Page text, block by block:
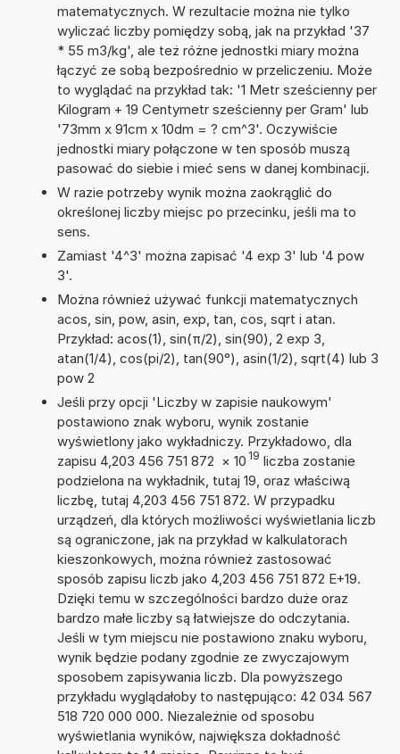
matematycznych. W rezultacie można nie tylko
wyliczać liczby pomiędzy sobą, jak na przykład '37
* 55 m3/kg', ale też różne jednostki miary można
łączyć ze sobą bezpośrednio w przeliczeniu. Może
to wyglądać na przykład tak: '1 Metr sześcienny per
Kilogram + 19 Centymetr sześcienny per Gram' lub
'73mm x 91cm x 10dm = ? cm^3'. Oczywiście
jednostki miary połączone w ten sposób muszą
pasować do siebie i mieć sens w danej kombinacji.
W razie potrzeby wynik można zaokrąglić do
określonej liczby miejsc po przecinku, jeśli ma to
sens.
Zamiast '4^3' można zapisać '4 exp 3' lub '4 pow
3'.
Można również używać funkcji matematycznych
acos, sin, pow, asin, exp, tan, cos, sqrt i atan.
Przykład: acos(1), sin(π/2), sin(90), 2 exp 3,
atan(1/4), cos(pi/2), tan(90°), asin(1/2), sqrt(4) lub 3
pow 2
Jeśli przy opcji 'Liczby w zapisie naukowym'
postawiono znak wyboru, wynik zostanie
wyświetlony jako wykładniczy. Przykładowo, dla
zapisu 4,203 456 751 872 × 10 19 liczba zostanie
podzielona na wykładnik, tutaj 19, oraz właściwą
liczbę, tutaj 4,203 456 751 872. W przypadku
urządzeń, dla których możliwości wyświetlania liczb
są ograniczone, jak na przykład w kalkulatorach
kieszonkowych, można również zastosować
sposób zapisu liczb jako 4,203 456 751 872 E+19.
Dzięki temu w szczególności bardzo duże oraz
bardzo małe liczby są łatwiejsze do odczytania.
Jeśli w tym miejscu nie postawiono znaku wyboru,
wynik będzie podany zgodnie ze zwyczajowym
sposobem zapisywania liczb. Dla powyższego
przykładu wyglądałoby to następująco: 42 034 567
518 720 000 000. Niezależnie od sposobu
wyświetlania wyników, największa dokładność